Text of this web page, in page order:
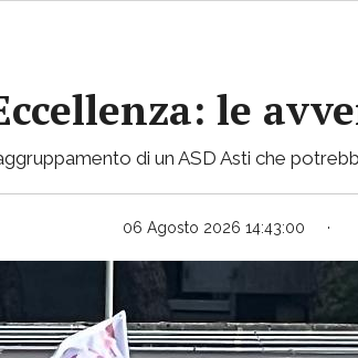
le
di un ASD Asti che
06 Agosto 2026 14:43:00